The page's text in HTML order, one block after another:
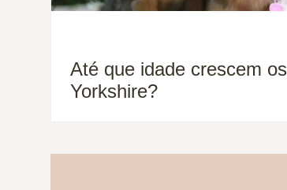
Até que idade crescem os
Yorkshire?